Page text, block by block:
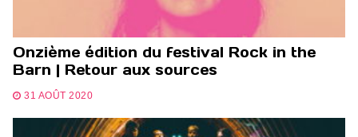
Onzième édition du festival Rock in the
Barn | Retour aux sources
31 AOÛT 2020